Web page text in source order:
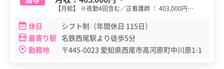
【月給】 ※夜勤4回含む／正看護師 ： 403,000円…
休日
シフト制（年間休日 115日）
最寄り駅 名鉄西尾駅より徒歩5分
勤務地
〒445-0023 愛知県西尾市高河原町中川原1-1